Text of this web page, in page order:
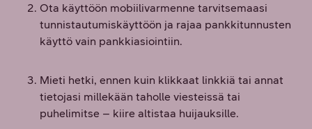
Ota käyttöön mobiilivarmenne tarvitsemaasi
tunnistautumiskäyttöön ja rajaa pankkitunnusten
käyttö vain pankkiasiointiin.
Mieti hetki, ennen kuin klikkaat linkkiä tai annat
tietojasi millekään taholle viesteissä tai
puhelimitse – kiire altistaa huijauksille.